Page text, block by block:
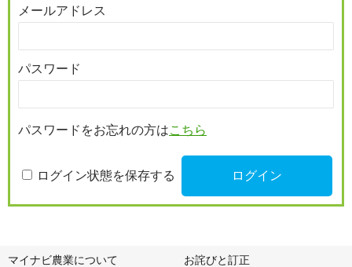
メールアドレス
パスワード
パスワードをお忘れの方はこちら
ログイン状態を保存する
マイナビ農業について お詫びと訂正